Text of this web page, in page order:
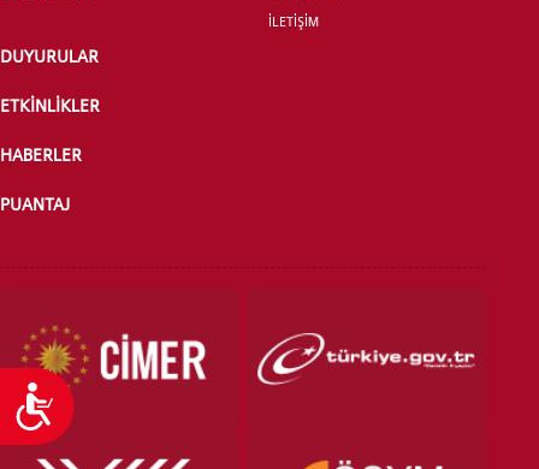
Ulaşılabilirlik
İLETİŞİM
DUYURULAR
ETKİNLİKLER
HABERLER
PUANTAJ